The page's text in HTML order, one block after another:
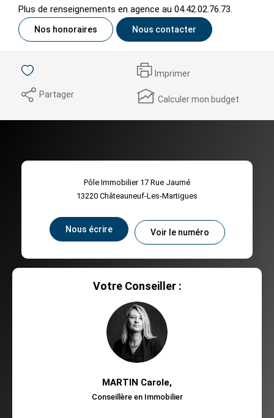
Plus de renseignements en agence au 04.42.02.76.73.
Nos honoraires Nous contacter
Imprimer
Partager Calculer mon budget
Pôle Immobilier 17 Rue Jaumé
13220 Châteauneuf-Les-Martigues
Nous écrire Voir le numéro
Votre Conseiller :
MARTIN Carole,
Conseillère en Immobilier